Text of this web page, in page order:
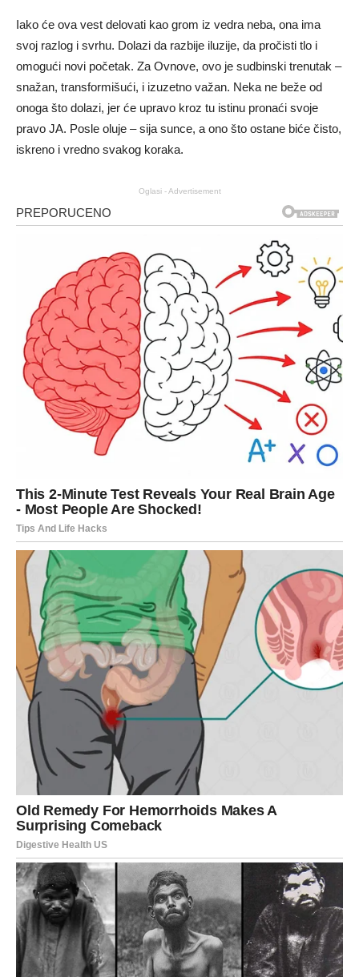
Iako će ova vest delovati kao grom iz vedra neba, ona ima
svoj razlog i svrhu. Dolazi da razbije iluzije, da pročisti tlo i
omogući novi početak. Za Ovnove, ovo je sudbinski trenutak –
snažan, transformišući, i izuzetno važan. Neka ne beže od
onoga što dolazi, jer će upravo kroz tu istinu pronaći svoje
pravo JA. Posle oluje – sija sunce, a ono što ostane biće čisto,
iskreno i vredno svakog koraka.
Oglasi - Advertisement